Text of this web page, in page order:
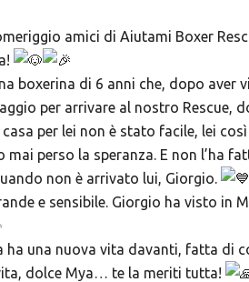
amici di Aiutami Boxer
boxerina di 6 anni che, dopo
per arrivare al nostro Rescue,
per lei non è stato facile, lei
mai perso la speranza. E non l’ha
non è arrivato lui, Giorgio.
e sensibile. Giorgio ha visto in
ha una nuova vita davanti, fatta di
dolce Mya… te la meriti tutta!